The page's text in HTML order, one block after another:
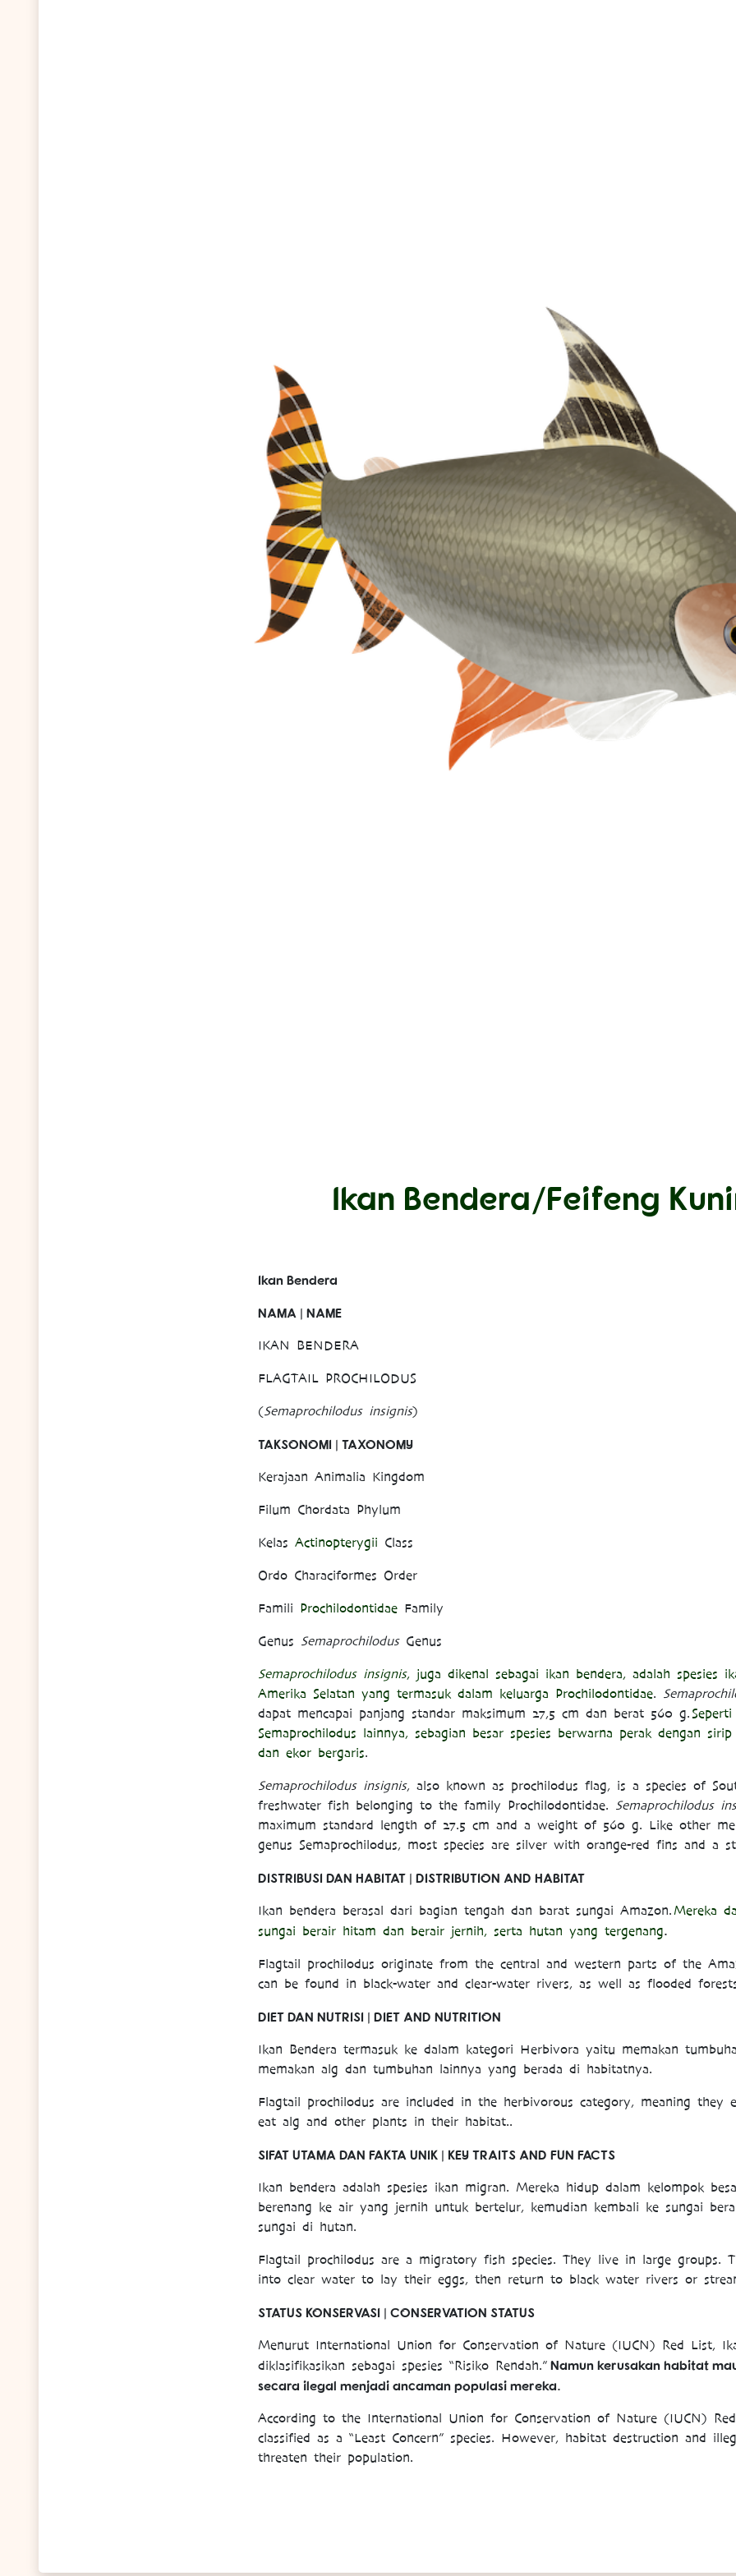
Ikan Bendera/Feifeng
Ikan Bendera
NAMA | NAME
IKAN BENDERA
FLAGTAIL PROCHILODUS
(Semaprochilodus insignis)
TAKSONOMI | TAXONOMY
Kerajaan Animalia Kingdom
Filum Chordata Phylum
Kelas Actinopterygii Class
Ordo Characiformes Order
Famili ProchilodontidaeFamily
Genus SemaprochilodusGenus
Semaprochilodus insignis, juga dikenal sebagai ikan bendera, adalah spesies
Amerika Selatan yang termasuk dalam keluarga Prochilodontidae.
dapat mencapai panjang standar maksimum 27,5 cm dan berat 560 g.
Semaprochilodus lainnya, sebagian besar spesies berwarna perak dengan
dan ekor bergaris.
Semaprochilodus insignis, also known as prochilodus flag, is a species of
freshwater fish belonging to the family Prochilodontidae.
Semaprochilodus
maximum standard length of 27.5 cm and a weight of 560 g. Like other
genus Semaprochilodus, most species are silver with orange-red fins and a
DISTRIBUSI DAN HABITAT | DISTRIBUTION AND HABITAT
Ikan bendera berasal dari bagian tengah dan barat sungai Amazon. Mereka
sungai berair hitam dan berair jernih, serta hutan yang tergenang
Flagtail prochilodus originate from the central and western parts of the
can be found in black-water and clear-water rivers, as well as flooded
DIET DAN NUTRISI | DIET AND NUTRITION
Ikan Bendera termasuk ke dalam kategori Herbivora yaitu memakan
memakan alg dan tumbuhan lainnya yang berada di habitatnya.
Flagtail prochilodus are included in the herbivorous category, meaning they
eat alg and other plants in their habitat..
SIFAT UTAMA DAN FAKTA UNIK | KEY TRAITS AND FUN FACTS
Ikan bendera adalah spesies ikan migran. Mereka hidup dalam kelompok
berenang ke air yang jernih untuk bertelur, kemudian kembali ke sungai
sungai di hutan.
Flagtail prochilodus are a migratory fish species. They live in large groups.
into clear water to lay their eggs, then return to black water rivers or
STATUS KONSERVASI | CONSERVATION STATUS
Menurut International Union for Conservation of Nature (IUCN) Red List,
diklasifikasikan sebagai spesies “Risiko Rendah.”Namun kerusakan habitat
secara ilegal menjadi ancaman populasi mereka.
According to the International Union for Conservation of Nature (IUCN)
classified as a “Least Concern” species. However, habitat destruction and
threaten their population.